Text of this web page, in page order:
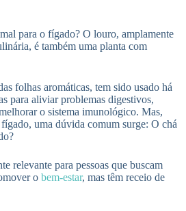
para o fígado? O louro, amplamente
é também uma planta com
folhas aromáticas, tem sido usado há
para aliviar problemas digestivos,
o sistema imunológico. Mas,
uma dúvida comum surge: O chá
relevante para pessoas que buscam
o bem-estar, mas têm receio de